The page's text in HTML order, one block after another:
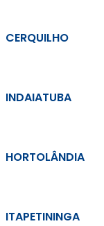
CERQUILHO
INDAIATUBA
HORTOLÂNDIA
ITAPETININGA